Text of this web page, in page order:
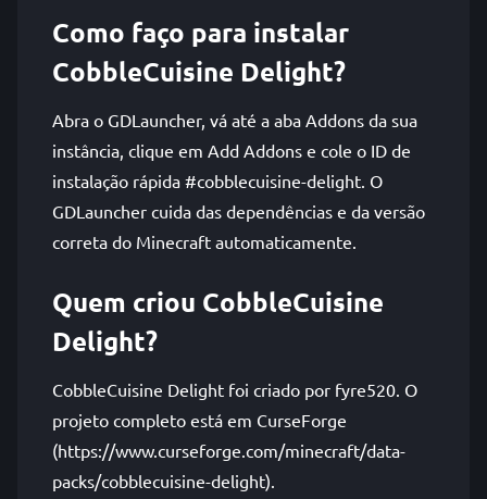
Como faço para instalar
CobbleCuisine Delight?
Abra o GDLauncher, vá até a aba Addons da sua
instância, clique em Add Addons e cole o ID de
instalação rápida #cobblecuisine-delight. O
GDLauncher cuida das dependências e da versão
correta do Minecraft automaticamente.
Quem criou CobbleCuisine
Delight?
CobbleCuisine Delight foi criado por fyre520. O
projeto completo está em CurseForge
(https://www.curseforge.com/minecraft/data-
packs/cobblecuisine-delight).